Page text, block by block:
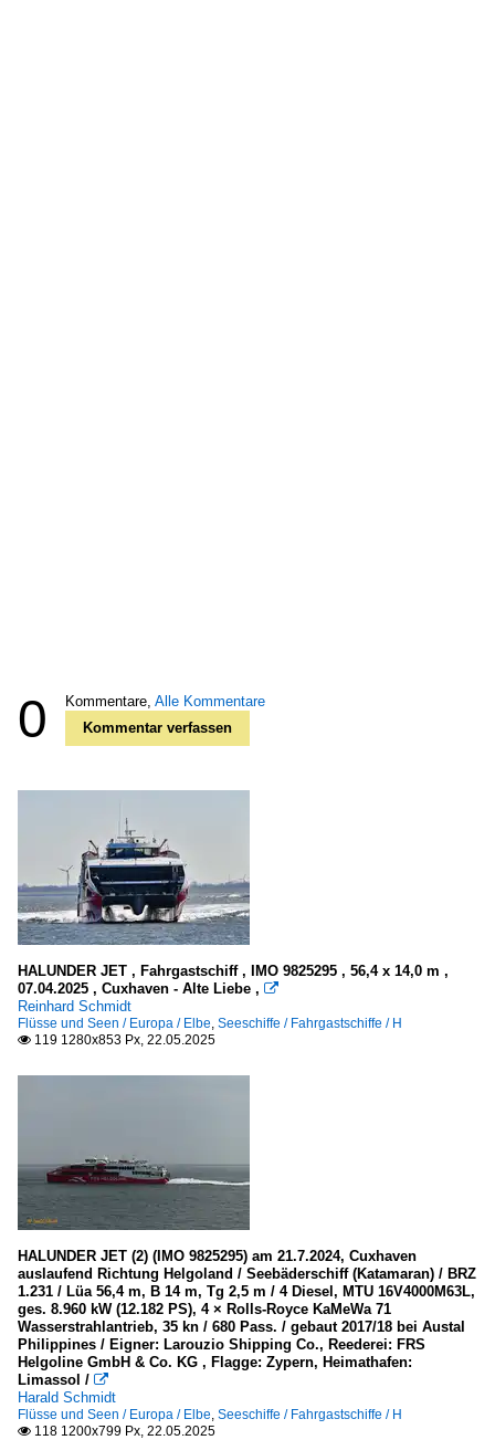
0 Kommentare, Alle Kommentare
Kommentar verfassen
HALUNDER JET , Fahrgastschiff , IMO 9825295 , 56,4 x 14,0 m ,
07.04.2025 , Cuxhaven - Alte Liebe , 
Reinhard Schmidt
Flüsse und Seen / Europa / Elbe, Seeschiffe / Fahrgastschiffe / H
 119 1280x853 Px, 22.05.2025
HALUNDER JET (2) (IMO 9825295) am 21.7.2024, Cuxhaven
auslaufend Richtung Helgoland / Seebäderschiff (Katamaran) / BRZ
1.231 / Lüa 56,4 m, B 14 m, Tg 2,5 m / 4 Diesel, MTU 16V4000M63L,
ges. 8.960 kW (12.182 PS), 4 × Rolls-Royce KaMeWa 71
Wasserstrahlantrieb, 35 kn / 680 Pass. / gebaut 2017/18 bei Austal
Philippines / Eigner: Larouzio Shipping Co., Reederei: FRS
Helgoline GmbH & Co. KG , Flagge: Zypern, Heimathafen:
Limassol / 
Harald Schmidt
Flüsse und Seen / Europa / Elbe, Seeschiffe / Fahrgastschiffe / H
 118 1200x799 Px, 22.05.2025